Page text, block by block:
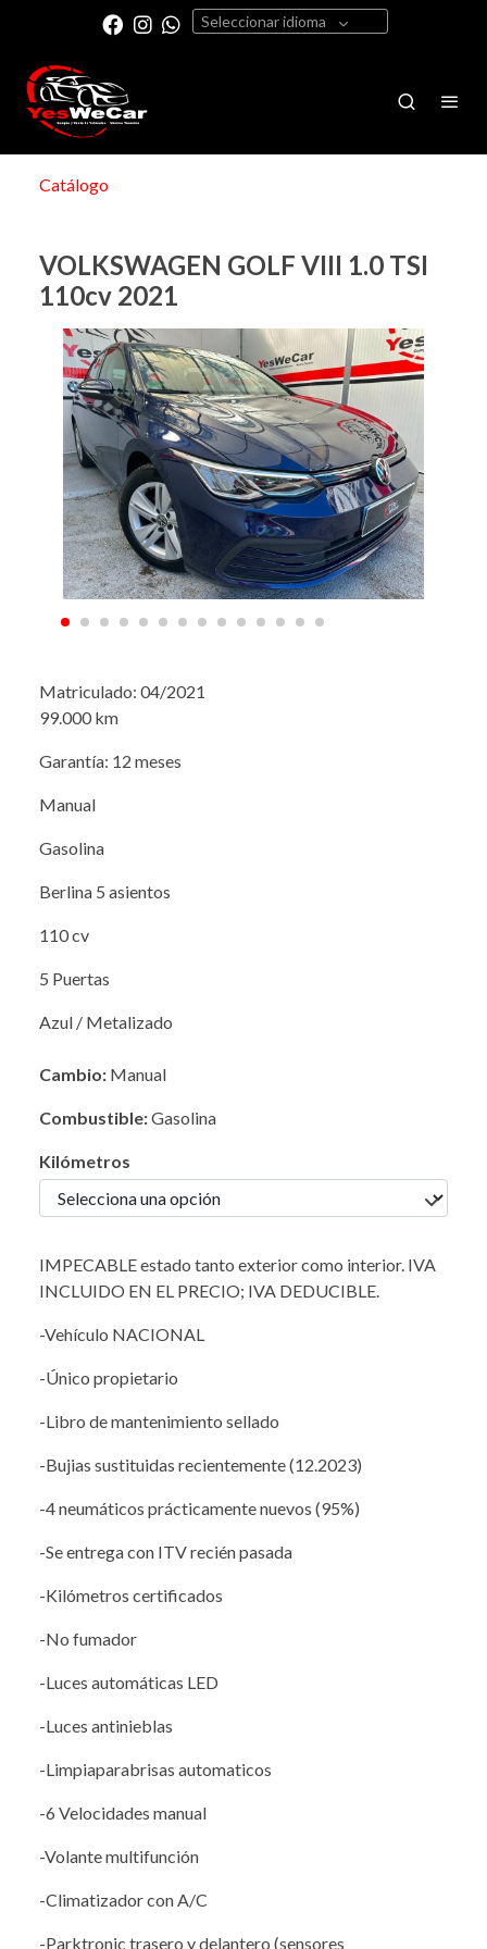
Seleccionar idioma
Catálogo
VOLKSWAGEN GOLF VIII 1.0 TSI
110cv 2021
Matriculado: 04/2021
99.000 km
Garantía: 12 meses
Manual
Gasolina
Berlina 5 asientos
110 cv
5 Puertas
Azul / Metalizado
Cambio: Manual
Combustible:Gasolina
Kilómetros
IMPECABLE estado tanto exterior como interior. IVA
INCLUIDO EN EL PRECIO; IVA DEDUCIBLE.
-Vehículo NACIONAL
-Único propietario
-Libro de mantenimiento sellado
-Bujias sustituidas recientemente (12.2023)
-4 neumáticos prácticamente nuevos (95%)
-Se entrega con ITV recién pasada
-Kilómetros certificados
-No fumador
-Luces automáticas LED
-Luces antinieblas
-Limpiaparabrisas automaticos
-6 Velocidades manual
-Volante multifunción
-Climatizador con A/C
-Parktronic trasero y delantero (sensores